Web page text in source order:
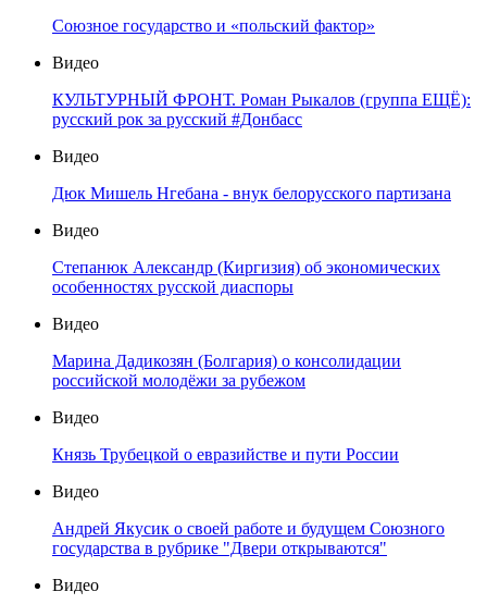
Союзное государство и «польский фактор»
Видео
КУЛЬТУРНЫЙ ФРОНТ. Роман Рыкалов (группа ЕЩЁ):
русский рок за русский #Донбасс
Видео
Дюк Мишель Нгебана - внук белорусского партизана
Видео
Степанюк Александр (Киргизия) об экономических
особенностях русской диаспоры
Видео
Марина Дадикозян (Болгария) о консолидации
российской молодёжи за рубежом
Видео
Князь Трубецкой о евразийстве и пути России
Видео
Андрей Якусик о своей работе и будущем Союзного
государства в рубрике "Двери открываются"
Видео